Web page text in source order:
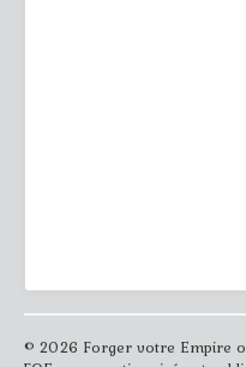
© 2026 Forger votre Empire